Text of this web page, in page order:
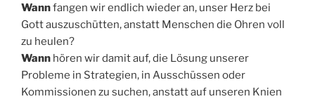
Wannfangen wir endlich wieder an, unser Herz bei
Gott auszuschütten, anstatt Menschen die Ohren voll
zu heulen?
Wann hören wir damit auf, die Lösung unserer
Probleme in Strategien, in Ausschüssen oder
Kommissionen zu suchen, anstatt auf unseren Knien